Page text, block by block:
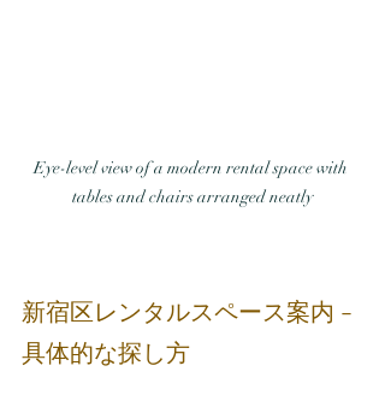
Eye-level view of a modern rental space with
tables and chairs arranged neatly
新宿区レンタルスペース案内 -
具体的な探し方